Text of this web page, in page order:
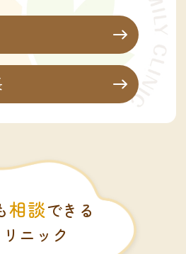
相談できる
リニック